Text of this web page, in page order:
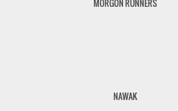
MORGON RUNNERS
NAWAK